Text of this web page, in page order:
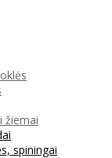
žiemai
spiningai